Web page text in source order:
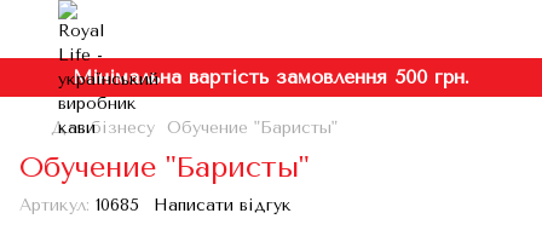
Мінімальна вартість замовлення 500 грн.
Для бізнесу Обучение "Баристы"
Обучение "Баристы"
Артикул: 10685 Написати відгук